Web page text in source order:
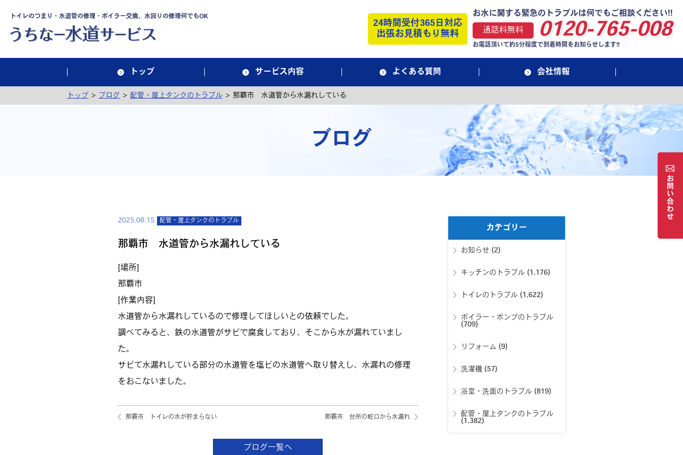
トイレのつまり・水道管の修理・ボイラー交換、水回りの修理何でもOK
24時間受付365日対応
出張お見積もり無料
お水に関する緊急のトラブルは何でもご相談ください!!
通話料無料 0120-765-008
お電話頂いて約5分程度で到着時間をお知らせします!!
トップ サービス内容 よくある質問 会社情報
トップ > ブログ > 配管・屋上タンクのトラブル > 那覇市 水道管から水漏れしている
ブログ
2025.08.15 配管・屋上タンクのトラブル
那覇市 水道管から水漏れしている
[場所]
那覇市
[作業内容]
水道管から水漏れしているので修理してほしいとの依頼でした。
調べてみると、鉄の水道管がサビで腐食しており、そこから水が漏れていまし
た。
サビて水漏れしている部分の水道管を塩ビの水道管へ取り替えし、水漏れの修理
をおこないました。
那覇市 トイレの水が貯まらない 那覇市 台所の蛇口から水漏れ
ブログ一覧へ
カテゴリー
お知らせ (2)
キッチンのトラブル(1,176)
トイレのトラブル(1,622)
ボイラー・ポンプのトラブル
(709)
リフォーム (9)
洗濯機(57)
浴室・洗面のトラブル(819)
配管・屋上タンクのトラブル
(1,382)
お
問
い
合
わ
せ